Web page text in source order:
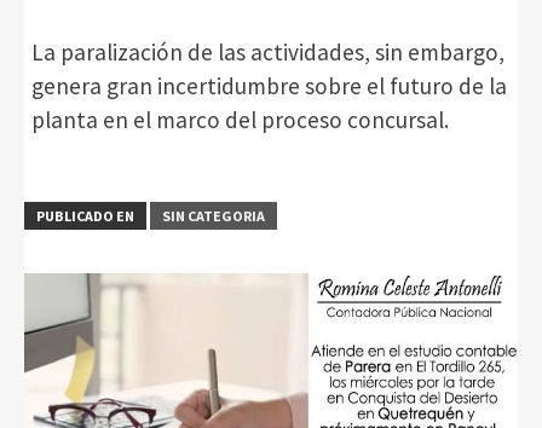
La paralización de las actividades, sin embargo,
genera gran incertidumbre sobre el futuro de la
planta en el marco del proceso concursal.
PUBLICADO EN SIN CATEGORIA